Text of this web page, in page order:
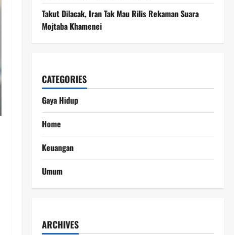
Takut Dilacak, Iran Tak Mau Rilis Rekaman Suara
Mojtaba Khamenei
CATEGORIES
Gaya Hidup
Home
Keuangan
Umum
ARCHIVES